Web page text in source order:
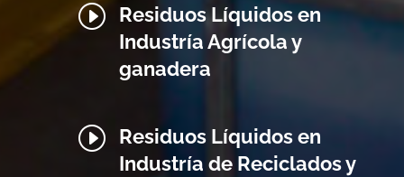
I
Residuos Líquidos en
Industría Agrícola y
ganadera
I
Residuos Líquidos en
Industría de Reciclados y